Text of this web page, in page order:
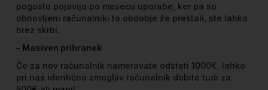
pogosto pojavijo po mesecu uporabe, ker pa so
obnovljeni računalniki to obdobje že prestali, ste lahko
brez skrbi.
– Masiven prihranek
Če za nov računalnik nameravate odšteti 1000€, lahko
pri nas identično zmogljiv računalnik dobite tudi za